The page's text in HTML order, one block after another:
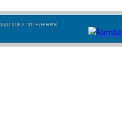
поселения